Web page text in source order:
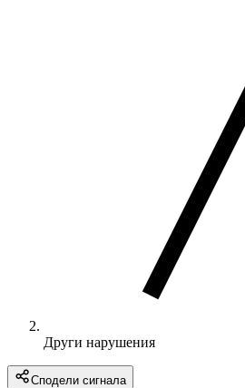
Други нарушения
Сподели сигнала